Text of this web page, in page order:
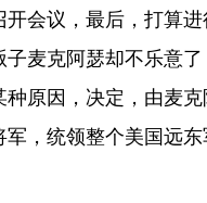
开会议，最后，打算进
子麦克阿瑟却不乐意
种原因，决定，由麦
军，统领整个美国远